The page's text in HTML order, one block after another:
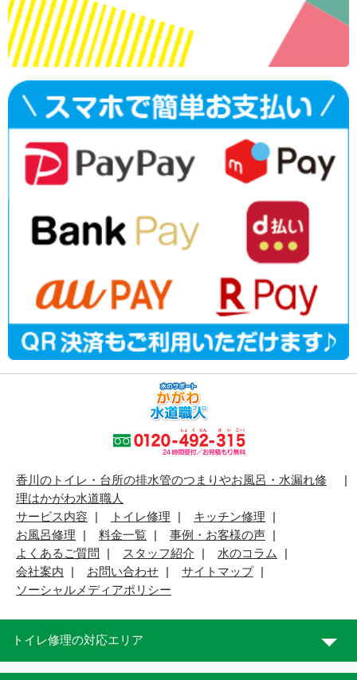
香川のトイレ・台所の排水管のつまりやお風呂・水漏れ修
理はかがわ水道職人
サービス内容
トイレ修理
キッチン修理
お風呂修理
料金一覧
事例・お客様の声
よくあるご質問
スタッフ紹介
水のコラム
会社案内
お問い合わせ
サイトマップ
ソーシャルメディアポリシー
トイレ修理の対応エリア